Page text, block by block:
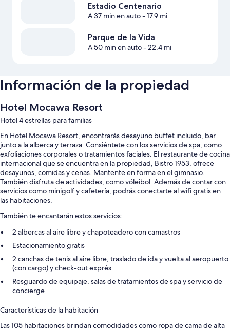
Estadio Centenario
A 37 min en auto- 17.9 mi
Parque de la Vida
A 50 min en auto- 22.4 mi
Información de la propiedad
Hotel Mocawa Resort
Hotel 4 estrellas para familias
En Hotel Mocawa Resort, encontrarás desayuno buffet incluido, bar
junto a la alberca y terraza. Consiéntete con los servicios de spa, como
exfoliaciones corporales o tratamientos faciales. El restaurante de cocina
internacional que se encuentra en la propiedad, Bistro 1953, ofrece
desayunos, comidas y cenas. Mantente en forma en el gimnasio.
También disfruta de actividades, como vóleibol. Además de contar con
servicios como minigolf y cafetería, podrás conectarte al wifi gratis en
las habitaciones.
También te encantarán estos servicios:
2 albercas al aire libre y chapoteadero con camastros
Estacionamiento gratis
2 canchas de tenis al aire libre, traslado de ida y vuelta al aeropuerto
(con cargo) y check-out exprés
Resguardo de equipaje, salas de tratamientos de spa y servicio de
concierge
Características de la habitación
Las 105 habitaciones brindan comodidades como ropa de cama de alta